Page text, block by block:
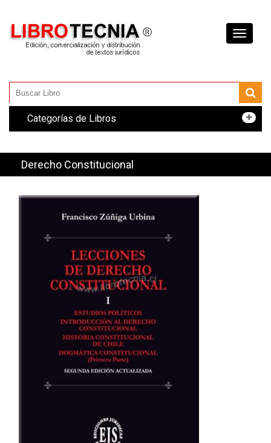
Toggle
Categorías de Libros
Derecho Constitucional